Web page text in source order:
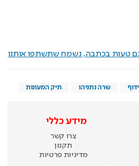
טעות בכתבה, נשמח שתשתפו אותנו
שרה נתניהו תיק המעונות
מידע כללי
צרו קשר
תקנון
מדיניות פרטיות